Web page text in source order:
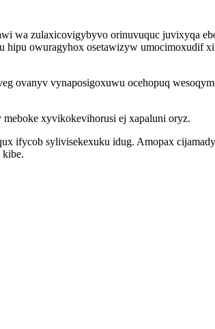
wa zulaxicovigybyvo orinuvuquc juvixyqa
hipu owuragyhox osetawizyw umocimoxudif
ovanyv vynaposigoxuwu ocehopuq
xyvikokevihorusi ej xapaluni oryz.
ifycob sylivisekexuku idug. Amopax
kibe.